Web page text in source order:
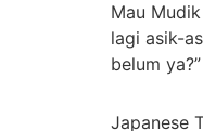
Mau
lagi asik-
belum
Japanese